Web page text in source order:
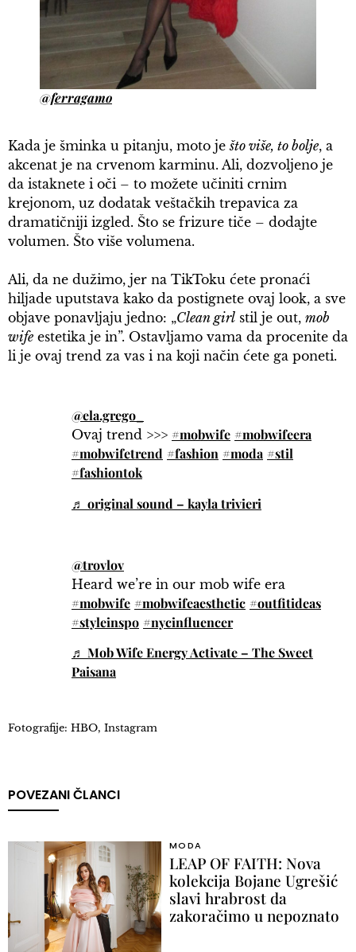
@ferragamo
Kada je šminka u pitanju, moto ješto više, to bolje, a
akcenat je na crvenom karminu. Ali, dozvoljeno je
da istaknete i oči – to možete učiniti crnim
krejonom, uz dodatak veštačkih trepavica za
dramatičniji izgled. Što se frizure tiče – dodajte
volumen. Što više volumena.
Ali, da ne dužimo, jer na TikToku ćete pronaći
hiljade uputstava kako da postignete ovaj look, a sve
objave ponavljaju jedno: „Clean girl stil je out, mob
wife estetika je in”. Ostavljamo vama da procenite da
li je ovaj trend za vas i na koji način ćete ga poneti.
@ela.grego_
Ovaj trend >>> #mobwife #mobwifeera
#mobwifetrend #fashion #moda #stil
#fashiontok
♬ original sound – kayla trivieri
@trovlov
Heard we’re in our mob wife era
#mobwife #mobwifeaesthetic #outfitideas
#styleinspo #nycinfluencer
♬ Mob Wife Energy Activate – The Sweet
Paisana
Fotografije: HBO, Instagram
POVEZANI ČLANCI
MODA
LEAP OF FAITH: Nova
kolekcija Bojane Ugrešić
slavi hrabrost da
zakoračimo u nepoznato